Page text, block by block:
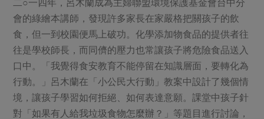
二○一四年，呂木蘭成為主婦聯盟環境保護基金會台中分
會的綠繪本講師，發現許多家長在家嚴格把關孩子的飲
食，但一到校園便馬上破功。化學添加物食品的提供者往
往是學校師長，而同儕的壓力也常讓孩子將危險食品送入
口中。「我覺得食安教育不能停留在知識層面，要轉化為
行動。」呂木蘭在「小公民大行動」教案中設計了幾個情
境，讓孩子學習如何拒絕、如何表達意願。課堂中孩子針
對「如果有人給我垃圾食物怎麼辦？」等題目進行討論，